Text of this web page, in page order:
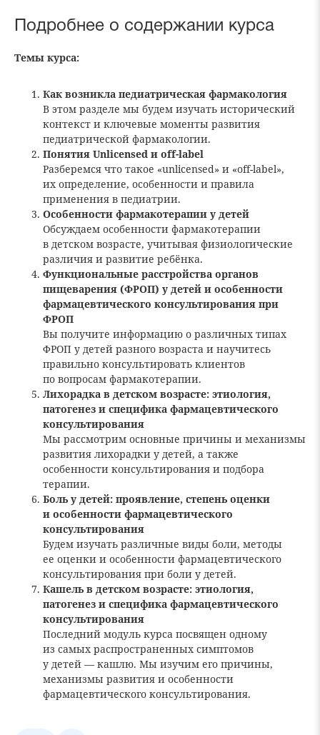
Подробнее о содержании курса
Темы курса:
Как возникла педиатрическая фармакология
В этом разделе мы будем изучать исторический
контекст и ключевые моменты развития
педиатрической фармакологии.
Понятия Unlicensed и off-label
Разберемся что такое «unlicensed» и «off-label»,
их определение, особенности и правила
применения в педиатрии.
Особенности фармакотерапии у детей
Обсуждаем особенности фармакотерапии
в детском возрасте, учитывая физиологические
различия и развитие ребёнка.
Функциональные расстройства органов
пищеварения (ФРОП) у детей и особенности
фармацевтического консультирования при
ФРОП
Вы получите информацию о различных типах
ФРОП у детей разного возраста и научитесь
правильно консультировать клиентов
по вопросам фармакотерапии.
Лихорадка в детском возрасте: этиология,
патогенез и специфика фармацевтического
консультирования
Мы рассмотрим основные причины и механизмы
развития лихорадки у детей, а также
особенности консультирования и подбора
терапии.
Боль у детей: проявление, степень оценки
и особенности фармацевтического
консультирования
Будем изучать различные виды боли, методы
ее оценки и особенности фармацевтического
консультирования при боли у детей.
Кашель в детском возрасте: этиология,
патогенез и специфика фармацевтического
консультирования
Последний модуль курса посвящен одному
из самых распространенных симптомов
у детей — кашлю. Мы изучим его причины,
механизмы развития и особенности
фармацевтического консультирования.